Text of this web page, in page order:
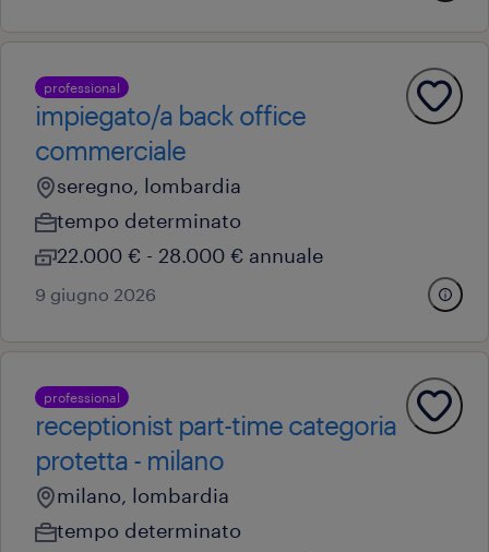
professional
impiegato/a back office
commerciale
seregno, lombardia
tempo determinato
22.000 € - 28.000 € annuale
9 giugno 2026
professional
receptionist part-time categoria
protetta - milano
milano, lombardia
tempo determinato